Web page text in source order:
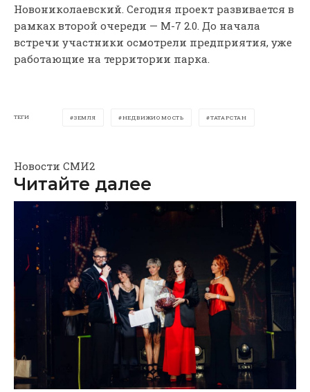
Новониколаевский. Сегодня проект развивается в
рамках второй очереди — М-7 2.0. До начала
встречи участники осмотрели предприятия, уже
работающие на территории парка.
ТЕГИ ЗЕМЛЯ НЕДВИЖИОМОСТЬ ТАТАРСТАН
Новости СМИ2
Читайте далее